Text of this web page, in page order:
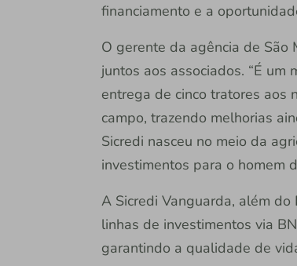
financiamento e a
O gerente da agência de São
juntos aos associados. “É
entrega de cinco tratores aos
campo, trazendo melhorias
Sicredi nasceu no meio da
investimentos para o homem
A Sicredi Vanguarda, além
linhas de investimentos via
garantindo a qualidade de